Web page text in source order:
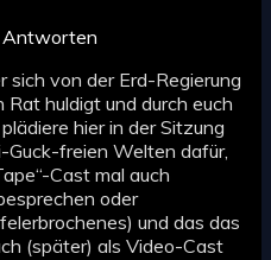
Antworten
sich von der Erd-Regierung
Rat huldigt und durch euch
hier in der Sitzung
freien Welten dafür,
Cast mal auch
oder
und das das
(später) als Video-Cast